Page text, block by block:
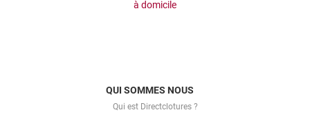
à domicile
QUI SOMMES NOUS
Qui est Directclotures ?